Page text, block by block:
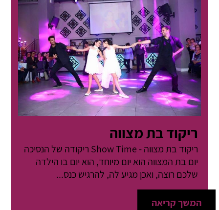
ריקוד בת מצווה
ריקוד בת מצווה - Show Time ריקודה של הנסיכה
יום בת המצווה הוא יום מיוחד, הוא יום בו הילדה
שלכם רוצה, ואכן מגיע לה, להרגיש כנס...
המשך קריאה